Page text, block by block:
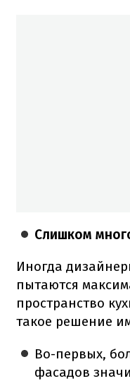
Слишком
Иногда
пытаются
пространство
такое решение
Во-первых,
фасадов